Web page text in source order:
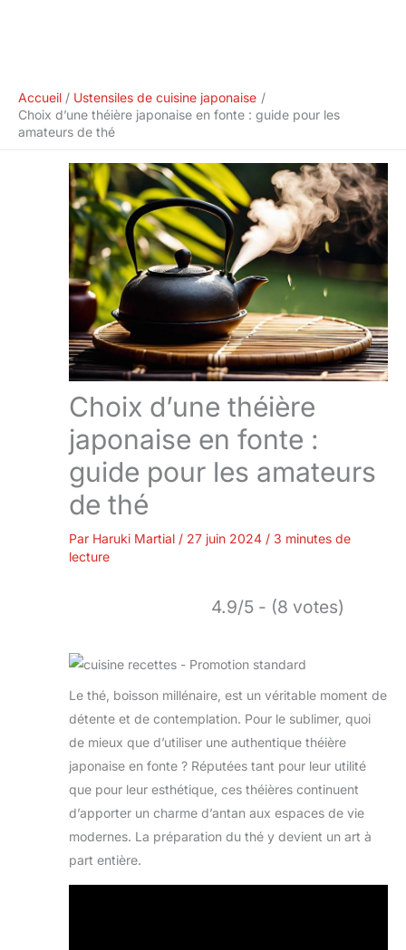
Accueil
Ustensiles de cuisine japonaise
Choix d’une théière japonaise en fonte : guide pour les
amateurs de thé
Choix d’une théière
japonaise en fonte :
guide pour les amateurs
de thé
Par Haruki Martial / 27 juin 2024 / 3 minutes de
lecture
4.9/5 - (8 votes)
Le thé, boisson millénaire, est un véritable moment de
détente et de contemplation. Pour le sublimer, quoi
de mieux que d’utiliser une authentique théière
japonaise en fonte ? Réputées tant pour leur utilité
que pour leur esthétique, ces théières continuent
d’apporter un charme d’antan aux espaces de vie
modernes. La préparation du thé y devient un art à
part entière.